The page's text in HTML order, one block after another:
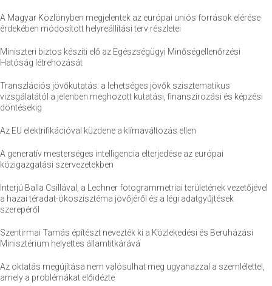
A Magyar Közlönyben megjelentek az európai uniós források elérése
érdekében módosított helyreállítási terv részletei
Miniszteri biztos készíti elő az Egészségügyi Minőségellenőrzési
Hatóság létrehozását
Transzlációs jövőkutatás: a lehetséges jövők szisztematikus
vizsgálatától a jelenben meghozott kutatási, finanszírozási és képzési
döntésekig
Az EU elektrifikációval küzdene a klímaváltozás ellen
A generatív mesterséges intelligencia elterjedése az európai
közigazgatási szervezetekben
Interjú Balla Csillával, a Lechner fotogrammetriai területének vezetőjével
a hazai téradat-ökoszisztéma jövőjéről és a légi adatgyűjtések
szerepéről
Szentirmai Tamás építészt nevezték ki a Közlekedési és Beruházási
Minisztérium helyettes államtitkárává
Az oktatás megújítása nem valósulhat meg ugyanazzal a szemlélettel,
amely a problémákat előidézte